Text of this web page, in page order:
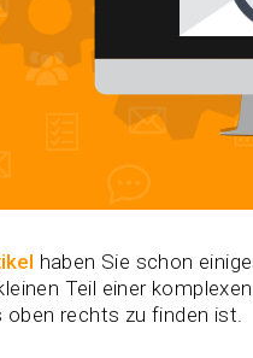
haben Sie schon
Teil einer
rechts zu finden ist.